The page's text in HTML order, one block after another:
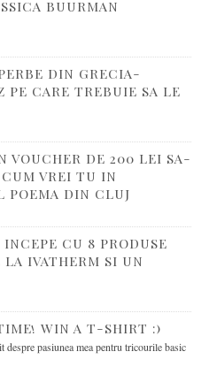
BUURMAN
DIN GRECIA-
PE CARE TREBUIE SA LE
VOUCHER DE 200 LEI SA-
VREI TU IN
POEMA DIN CLUJ
INCEPE CU 8 PRODUSE
LA IVATHERM SI UN
WIN A T-SHIRT :)
pasiunea mea pentru tricourile basic